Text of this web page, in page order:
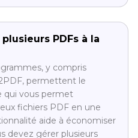
PDFs à la
y compris
permettent le
qui vous permet
fichiers PDF en une
aide à économiser
devez gérer plusieurs